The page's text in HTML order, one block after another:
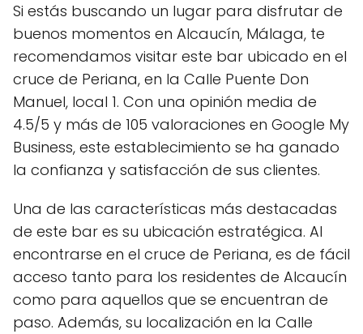
Si estás buscando un lugar para disfrutar de
buenos momentos en Alcaucín, Málaga, te
recomendamos visitar este bar ubicado en el
cruce de Periana, en la Calle Puente Don
Manuel, local 1. Con una opinión media de
4.5/5 y más de 105 valoraciones en Google My
Business, este establecimiento se ha ganado
la confianza y satisfacción de sus clientes.
Una de las características más destacadas
de este bar es su ubicación estratégica. Al
encontrarse en el cruce de Periana, es de fácil
acceso tanto para los residentes de Alcaucín
como para aquellos que se encuentran de
paso. Además, su localización en la Calle